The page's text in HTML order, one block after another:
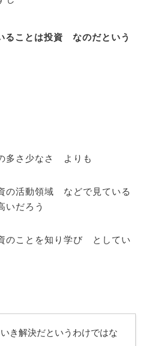
ことは投資 なのだという
多さ少なさ よりも
活動領域 などで見ている
いだろう
のことを知り学び としてい
き解決だというわけではな